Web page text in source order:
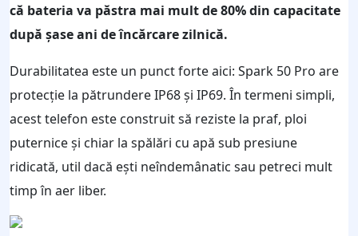
că bateria va păstra mai mult de 80% din capacitate
după șase ani de încărcare zilnică.
Durabilitatea este un punct forte aici: Spark 50 Pro are
protecție la pătrundere IP68 și IP69. În termeni simpli,
acest telefon este construit să reziste la praf, ploi
puternice și chiar la spălări cu apă sub presiune
ridicată, util dacă ești neîndemânatic sau petreci mult
timp în aer liber.